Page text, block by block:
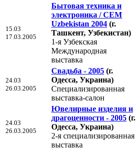
15.03
17.03.2005
Бытовая техника и
электроника / CEM
Uzbekistan 2004 (г.
Ташкент, Узбекистан)
1-я Узбекская
Международная
выставка
24.03
26.03.2005
Свадьба - 2005 (г.
Одесса, Украина)
Специализированная
выставка-салон
24.03
26.03.2005
Ювелирные изделия и
драгоценности - 2005 (г.
Одесса, Украина)
2-я специализированная
выставка